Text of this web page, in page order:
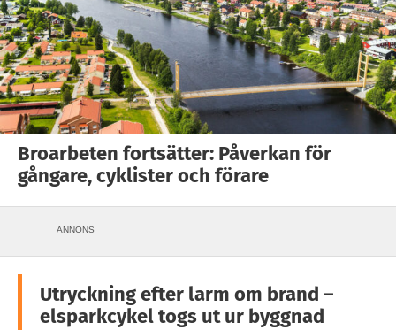
Broarbeten fortsätter: Påverkan för
gångare, cyklister och förare
ANNONS
Utryckning efter larm om brand –
elsparkcykel togs ut ur byggnad